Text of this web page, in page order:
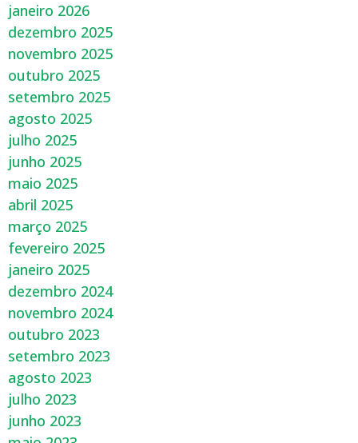
janeiro 2026
dezembro 2025
novembro 2025
outubro 2025
setembro 2025
agosto 2025
julho 2025
junho 2025
maio 2025
abril 2025
março 2025
fevereiro 2025
janeiro 2025
dezembro 2024
novembro 2024
outubro 2023
setembro 2023
agosto 2023
julho 2023
junho 2023